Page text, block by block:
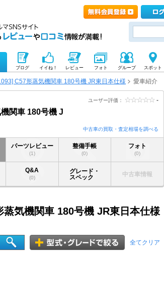
ブログ イイね！ レビュー フォト グループ スポット
C57形蒸気機関車 180号機 JR東日本仕様 愛車紹介
ユーザー評価： -
関車 180号機 J
中古車の買取・査定相場を調べる
パーツレビュー
(1)
整備手帳
(0)
フォト
(0)
Q&A
(0)
グレード・
スペック
中古車情報
気機関車 180号機 JR東日本仕様
全てクリア